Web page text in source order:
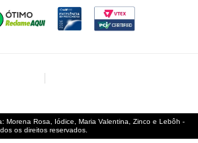
Morena Rosa, Iódice, Maria Valentina, Zinco e Lebôh -
os direitos reservados.